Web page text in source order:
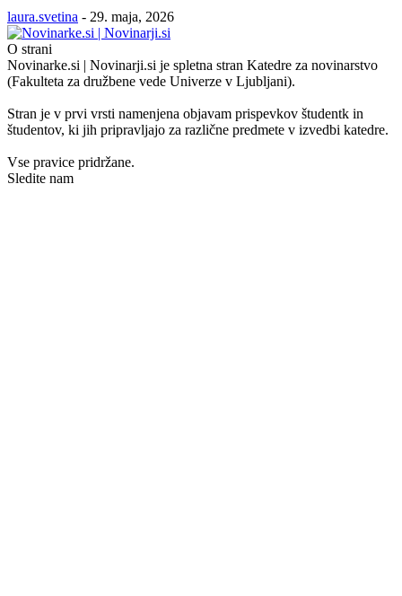
laura.svetina - 29. maja, 2026
O strani
Novinarke.si | Novinarji.si je spletna stran Katedre za novinarstvo
(Fakulteta za družbene vede Univerze v Ljubljani).
Stran je v prvi vrsti namenjena objavam prispevkov študentk in
študentov, ki jih pripravljajo za različne predmete v izvedbi katedre.
Vse pravice pridržane.
Sledite nam